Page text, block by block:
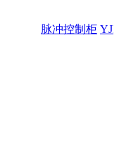
脉冲控制柜